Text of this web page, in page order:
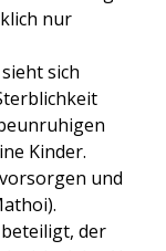
nur
sich
Kinder.
und
der